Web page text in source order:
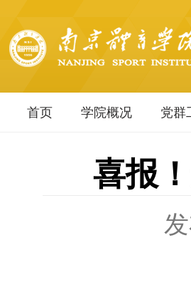
首页 学院概况 党群
喜报